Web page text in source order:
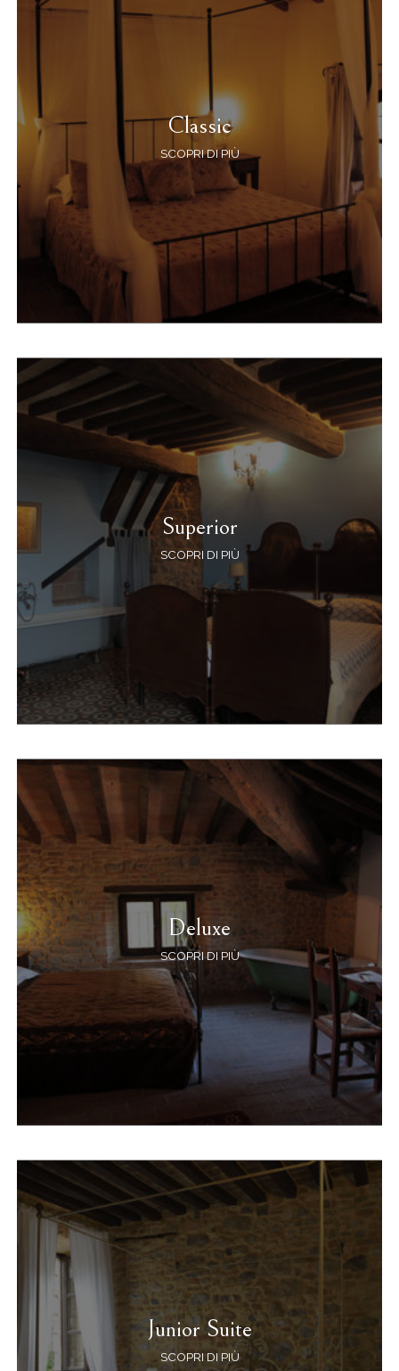
Classic
SCOPRI DI PIÙ
Superior
SCOPRI DI PIÙ
Deluxe
SCOPRI DI PIÙ
Junior Suite
SCOPRI DI PIÙ